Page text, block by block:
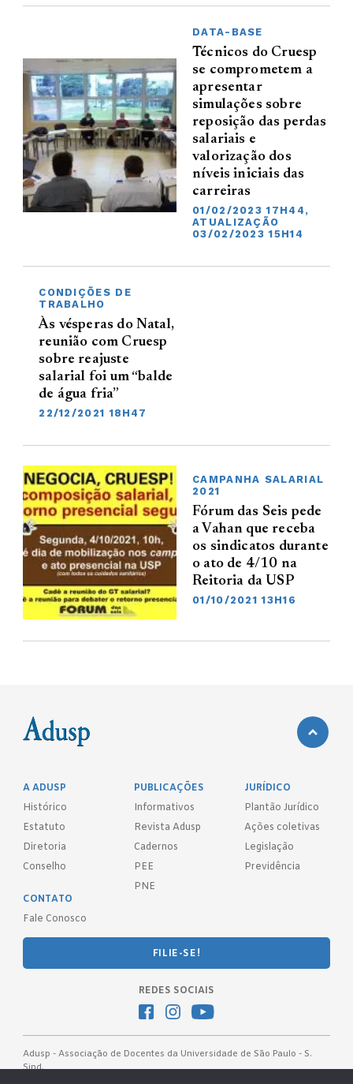
DATA-BASE
Técnicos do Cruesp
se comprometem a
apresentar
simulações sobre
reposição das perdas
salariais e
valorização dos
níveis iniciais das
carreiras
01/02/2023 17H44,
ATUALIZAÇÃO
03/02/2023 15H14
CONDIÇÕES DE
TRABALHO
Às vésperas do Natal,
reunião com Cruesp
sobre reajuste
salarial foi um “balde
de água fria”
22/12/2021 18H47
CAMPANHA SALARIAL
2021
Fórum das Seis pede
a Vahan que receba
os sindicatos durante
o ato de 4/10 na
Reitoria da USP
01/10/2021 13H16
A ADUSP
Histórico
Estatuto
Diretoria
Conselho
PUBLICAÇÕES
Informativos
Revista Adusp
Cadernos
PEE
PNE
JURÍDICO
Plantão Jurídico
Ações coletivas
Legislação
Previdência
CONTATO
Fale Conosco
FILIE-SE!
REDES SOCIAIS
Adusp - Associação de Docentes da Universidade de São Paulo - S.
Sind.